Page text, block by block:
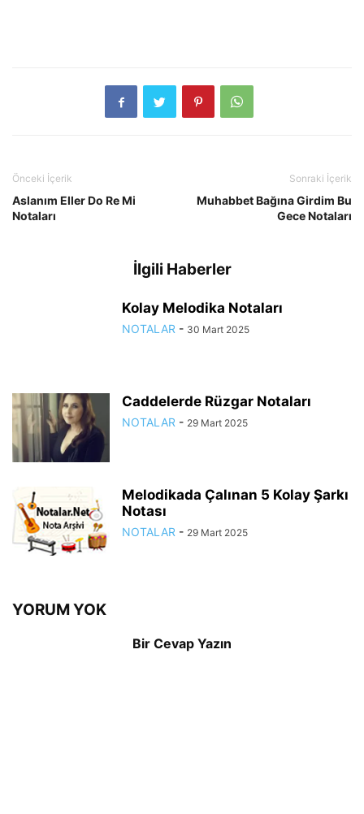
Önceki İçerik
Aslanım Eller Do Re Mi
Notaları
Sonraki İçerik
Muhabbet Bağına Girdim Bu
Gece Notaları
İlgili Haberler
Kolay Melodika Notaları
NOTALAR - 30 Mart 2025
Caddelerde Rüzgar Notaları
NOTALAR - 29 Mart 2025
Melodikada Çalınan 5 Kolay Şarkı
Notası
NOTALAR - 29 Mart 2025
YORUM YOK
Bir Cevap Yazın